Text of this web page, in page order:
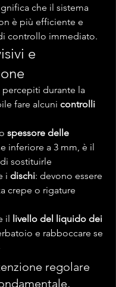
che il sistema
è più efficiente e
controllo immediato.
e
durante la
fare alcuni controlli
spessore delle
inferiore a 3 mm, è il
sostituirle
i dischi: devono essere
crepe o rigature
il livello del liquido dei
e rabboccare se
regolare